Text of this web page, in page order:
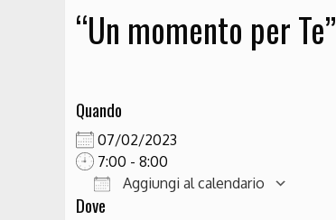
“Un momento per Te”
Quando
07/02/2023
7:00 - 8:00
Aggiungi al calendario
Dove